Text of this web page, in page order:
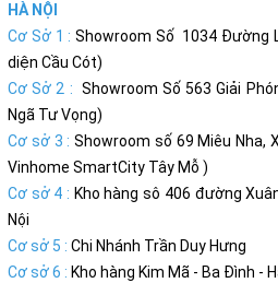
HÀ NỘI
Cơ Sở 1 : Showroom Số 1034 Đường
diện Cầu Cót)
Cơ Sở 2 : Showroom Số 563 Giải
Ngã Tư Vọng)
Cơ sở 3 : Showroom số 69 Miêu Nha,
Vinhome SmartCity Tây Mỗ )
Cơ sở 4 : Kho hàng sô 406 đường
Nội
Cơ sở 5 : Chi Nhánh Trần Duy Hưng
Cơ sở 6 : Kho hàng Kim Mã - Ba Đình -